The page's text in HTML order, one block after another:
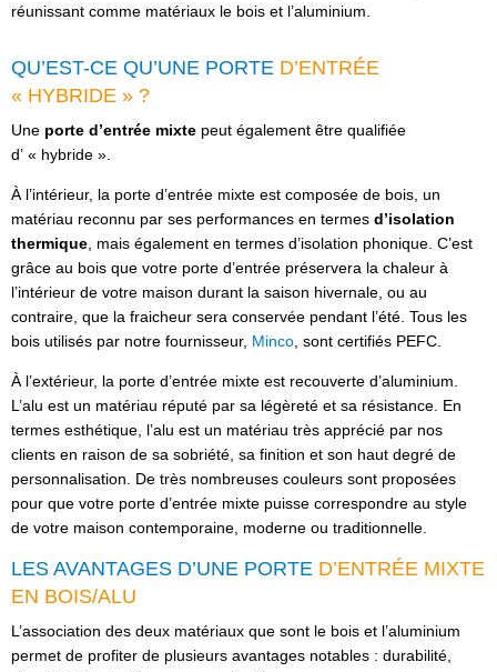
réunissant comme matériaux le bois et l’aluminium.
QU’EST-CE QU’UNE PORTE D’ENTRÉE
« HYBRIDE » ?
Une porte d’entrée mixte peut également être qualifiée
d’ « hybride ».
À l’intérieur, la porte d’entrée mixte est composée de bois, un
matériau reconnu par ses performances en termes d’isolation
thermique , mais également en termes d’isolation phonique. C’est
grâce au bois que votre porte d’entrée préservera la chaleur à
l’intérieur de votre maison durant la saison hivernale, ou au
contraire, que la fraicheur sera conservée pendant l’été. Tous les
bois utilisés par notre fournisseur, Minco , sont certifiés PEFC.
À l’extérieur, la porte d’entrée mixte est recouverte d’aluminium.
L’alu est un matériau réputé par sa légèreté et sa résistance. En
termes esthétique, l’alu est un matériau très apprécié par nos
clients en raison de sa sobriété, sa finition et son haut degré de
personnalisation. De très nombreuses couleurs sont proposées
pour que votre porte d’entrée mixte puisse correspondre au style
de votre maison contemporaine, moderne ou traditionnelle.
LES AVANTAGES D’UNE PORTE D’ENTRÉE MIXTE
EN BOIS/ALU
L’association des deux matériaux que sont le bois et l’aluminium
permet de profiter de plusieurs avantages notables : durabilité,